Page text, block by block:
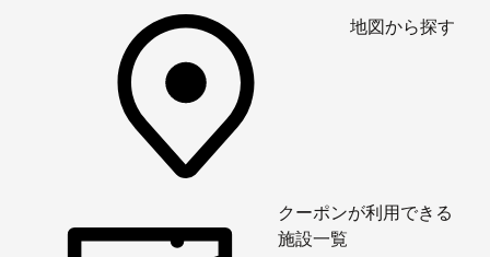
地図から探す
クーポンが利用できる
施設一覧